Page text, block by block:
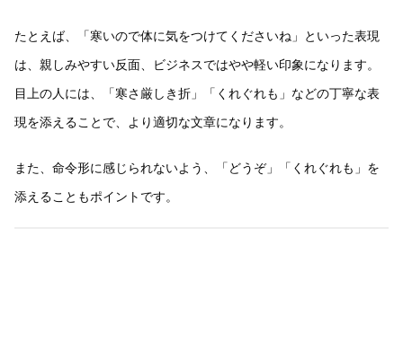
たとえば、「寒いので体に気をつけてくださいね」といった表現
は、親しみやすい反面、ビジネスではやや軽い印象になります。
目上の人には、「寒さ厳しき折」「くれぐれも」などの丁寧な表
現を添えることで、より適切な文章になります。
また、命令形に感じられないよう、「どうぞ」「くれぐれも」を
添えることもポイントです。